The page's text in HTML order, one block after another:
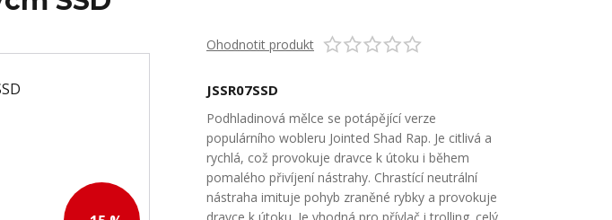
Ohodnotit produkt
JSSR07SSD
Podhladinová mělce se potápějící verze
populárního wobleru Jointed Shad Rap. Je citlivá a
rychlá, což provokuje dravce k útoku i během
pomalého přivíjení nástrahy. Chrastící neutrální
nástraha imituje pohyb zraněné rybky a provokuje